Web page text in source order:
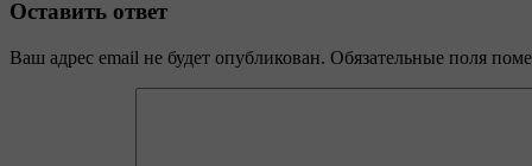
Оставить ответ
Ваш адрес email не будет опубликован. Обязательные поля